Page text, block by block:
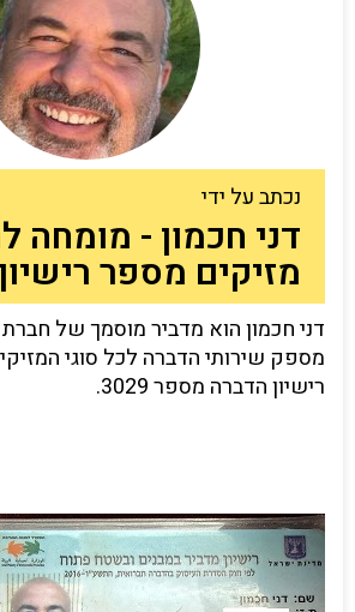
נכתב על ידי
דני חכמון - מומחה
מזיקים מספר רישיון 3029
דני חכמון הוא מדביר מוסמך של
מספק שירותי הדברה לכל סוגי
רישיון הדברה מספר 3029.